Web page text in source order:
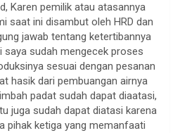
Karen pemilik atau atasannya
saat ini disambut oleh HRD dan
jawab tentang ketertibannya
saya sudah mengecek proses
sesuai dengan pesanan
hasik dari pembuangan airnya
padat sudah dapat diaatasi,
juga sudah dapat diatasi karena
pihak ketiga yang memanfaati